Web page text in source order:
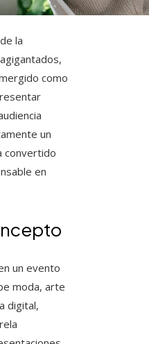
la
como
un
convertido
en
un evento
moda, arte
digital,